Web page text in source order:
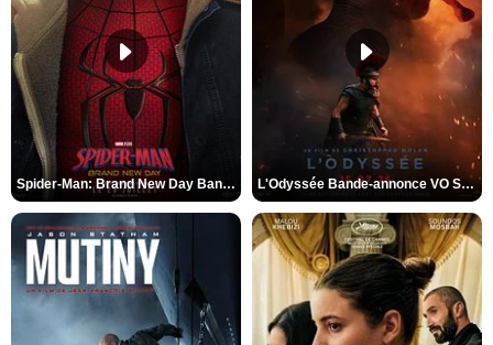
Spider-Man: Brand New Day Bande-annonce VO STFR L'Odyssée Bande-annonce VO STFR